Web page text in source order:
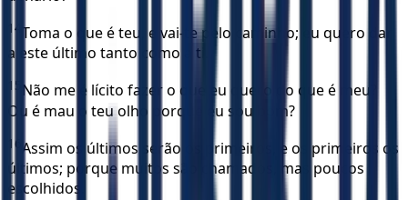
14 Toma o que é teu, e vai-te pelo caminho; eu quero dar
a este último tanto como a ti.
15 Não me é lícito fazer o que eu quero do que é meu?
Ou é mau o teu olho porque eu sou bom?
16 Assim os últimos serão os primeiros, e os primeiros os
últimos; porque muitos são chamados, mas poucos
escolhidos.